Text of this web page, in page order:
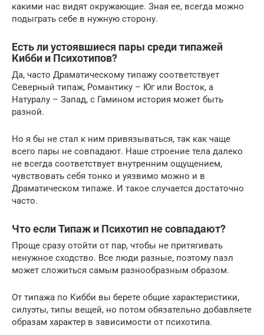
какими нас видят окружающие. Зная ее, всегда можно
подыграть себе в нужную сторону.
Есть ли устоявшиеся пары среди типажей
Кибби и Психотипов?
Да, часто Драматическому типажу соответствует
Северный типаж, Романтику – Юг или Восток, а
Натуралу – Запад, с Гамином история может быть
разной.
Но я бы не стал к ним привязываться, так как чаще
всего пары не совпадают. Наше строение тела далеко
не всегда соответствует внутренним ощущением,
чувствовать себя тонко и уязвимо можно и в
Драматическом типаже. И такое случается достаточно
часто.
Что если Типаж и Психотип не совпадают?
Проще сразу отойти от пар, чтобы не притягивать
ненужное сходство. Все люди разные, поэтому пазл
может сложиться самым разнообразным образом.
От типажа по Кибби вы берете общие характеристики,
силуэты, типы вещей, но потом обязательно добавляете
образам характер в зависимости от психотипа.